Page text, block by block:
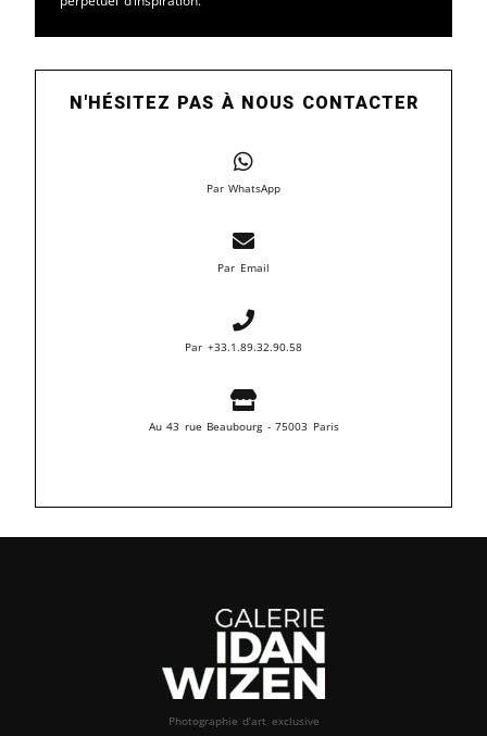
N'HÉSITEZ PAS À NOUS CONTACTER
Par WhatsApp
Par Email
Par +33.1.89.32.90.58
Au 43 rue Beaubourg - 75003 Paris
Photographie d’art exclusive